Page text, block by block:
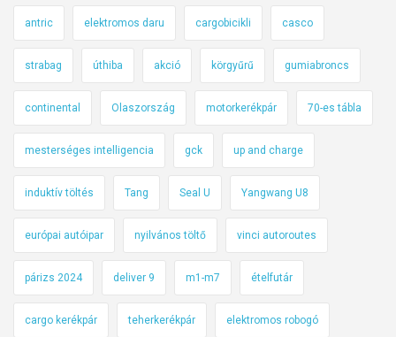
antric elektromos daru cargobicikli casco
strabag úthiba akció körgyűrű gumiabroncs
continental Olaszország motorkerékpár 70-es tábla
mesterséges intelligencia gck up and charge
induktív töltés Tang Seal U Yangwang U8
európai autóipar nyilvános töltő vinci autoroutes
párizs 2024 deliver 9 m1-m7 ételfutár
cargo kerékpár teherkerékpár elektromos robogó